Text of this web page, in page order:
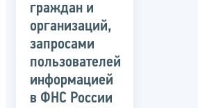
граждан и
организаций,
запросами
пользователей
информацией
в ФНС России